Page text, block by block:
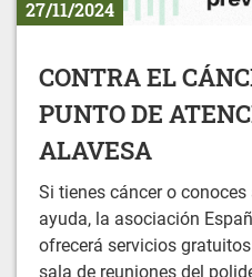
27/11/2024
CONTRA EL
PUNTO DE
ALAVESA
Si tienes cáncer o
ayuda, la asociación
ofrecerá servicios
sala de reuniones del